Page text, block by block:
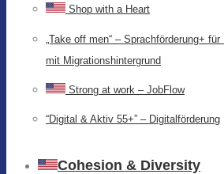
Shop with a Heart
„Take off men“ – Sprachförderung+ für
mit Migrationshintergrund
Strong at work – JobFlow
“Digital & Aktiv 55+” – Digitalförderung
Cohesion & Diversity